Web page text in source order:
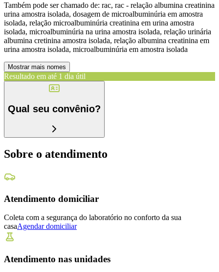
Também pode ser chamado de: rac, rac - relação albumina creatinina
urina amostra isolada, dosagem de microalbuminúria em amostra
isolada, relação microalbuminúria creatinina em urina amostra
isolada, microalbuminúria na urina amostra isolada, relação urinária
albumina cretinina amostra isolada, relação albumina creatinina em
urina amostra isolada, microalbuminúria em amostra isolada
Mostrar mais nomes
Resultado em até 1 dia útil
Qual seu convênio?
Sobre o atendimento
Atendimento domiciliar
Coleta com a segurança do laboratório no conforto da sua
casaAgendar domiciliar
Atendimento nas unidades